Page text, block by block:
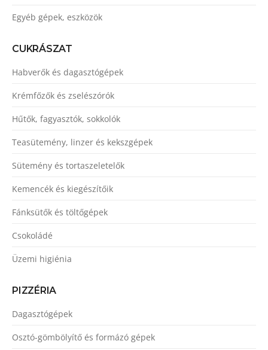
Egyéb gépek, eszközök
CUKRÁSZAT
Habverők és dagasztógépek
Krémfőzők és zselészórók
Hűtők, fagyasztók, sokkolók
Teasütemény, linzer és kekszgépek
Sütemény és tortaszeletelők
Kemencék és kiegészítőik
Fánksütők és töltőgépek
Csokoládé
Üzemi higiénia
PIZZÉRIA
Dagasztógépek
Osztó-gömbölyítő és formázó gépek